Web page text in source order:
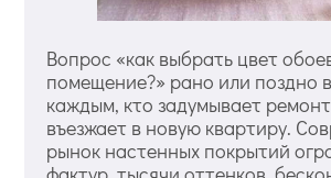
Вопрос «как выбрать цвет
помещение?» рано или поздно
каждым, кто задумывает
въезжает в новую квартиру.
рынок настенных покрытий